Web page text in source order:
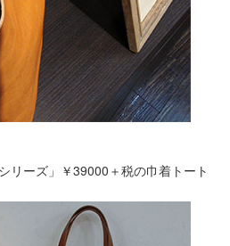
リーズ」￥39000＋税の巾着トート